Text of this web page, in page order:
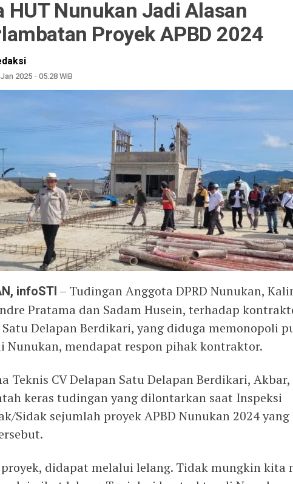
HUT Nunukan Jadi Alasan
Proyek APBD 2024
2025 - 05:28 WIB
infoSTI – Tudingan Anggota DPRD Nunukan,
Pratama dan Sadam Husein, terhadap
Delapan Berdikari, yang diduga memonopoli
Nunukan, mendapat respon pihak kontraktor.
Teknis CV Delapan Satu Delapan Berdikari, Akbar,
keras tudingan yang dilontarkan saat Inspeksi
Sidak sejumlah proyek APBD Nunukan 2024
proyek, didapat melalui lelang. Tidak mungkin kita